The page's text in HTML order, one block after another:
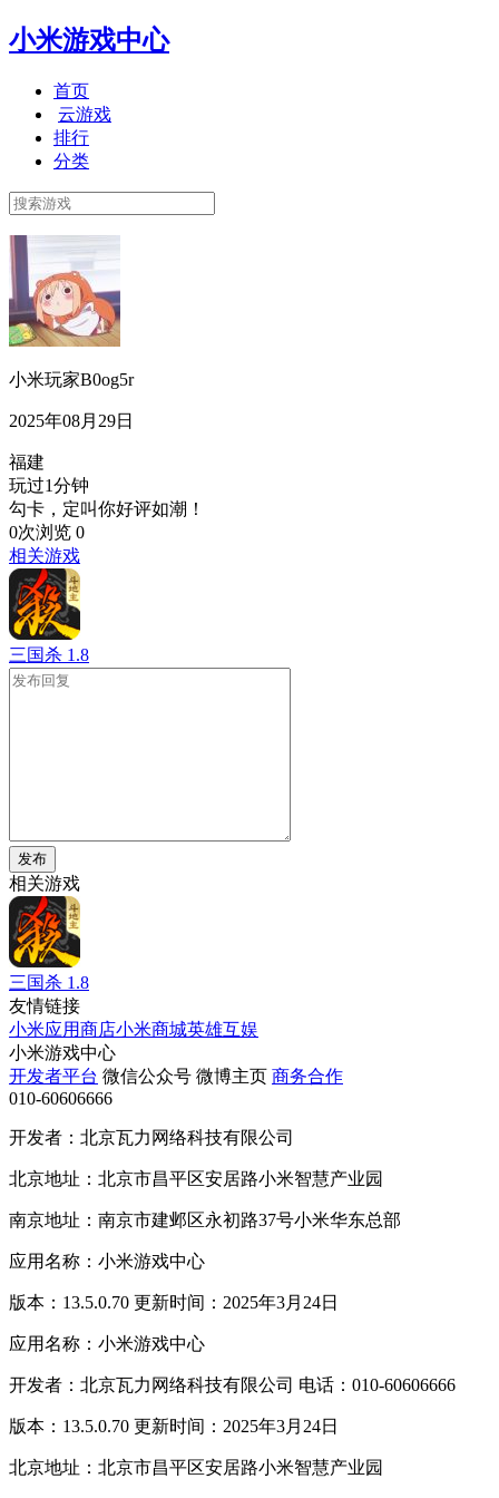
小米游戏中心
首页
云游戏
排行
分类
小米玩家B0og5r
2025年08月29日
福建
玩过1分钟
勾卡，定叫你好评如潮！
0次浏览 0
相关游戏
三国杀 1.8
发布
相关游戏
三国杀 1.8
友情链接
小米应用商店小米商城英雄互娱
小米游戏中心
开发者平台 微信公众号 微博主页 商务合作
010-60606666
开发者：北京瓦力网络科技有限公司
北京地址：北京市昌平区安居路小米智慧产业园
南京地址：南京市建邺区永初路37号小米华东总部
应用名称：小米游戏中心
版本：13.5.0.70 更新时间：2025年3月24日
应用名称：小米游戏中心
开发者：北京瓦力网络科技有限公司 电话：010-60606666
版本：13.5.0.70 更新时间：2025年3月24日
北京地址：北京市昌平区安居路小米智慧产业园